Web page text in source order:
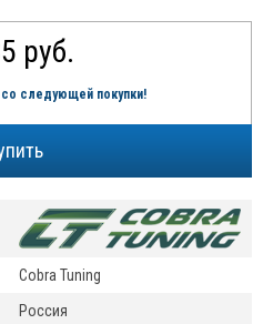
руб.
со следующей покупки!
Cobra Tuning
Россия